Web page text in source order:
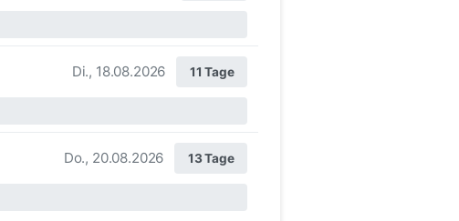
Di., 18.08.2026 11 Tage
Do., 20.08.2026 13 Tage